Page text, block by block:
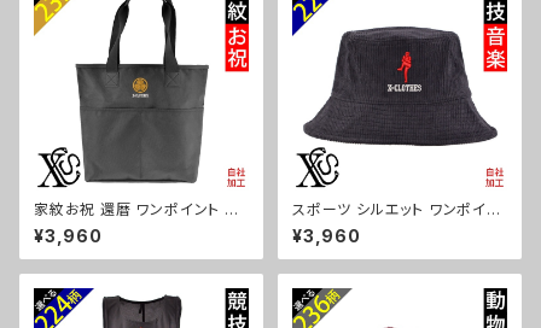
家紋お祝 還暦 ワンポイント 刺
繍 オリジナル ナイロン トートバ
ッグ メンズ ハンドバッグ 自社ブ
ランド ロゴ グッズ 柄 誕生日 プ
羽 菱 唐花 木瓜 蔦 桐 ori-a-b
ag52-b07-s
¥3,960
スポーツ シルエット ワンポイン
ト 刺繍 コーデュロイ バケットハ
ット メンズ レディース 帽子 自
社ブランド ロゴ グッズ 柄 サッカ
釣り 誕生日 プレゼント ori-a-c
ap39-b08-s
¥3,960